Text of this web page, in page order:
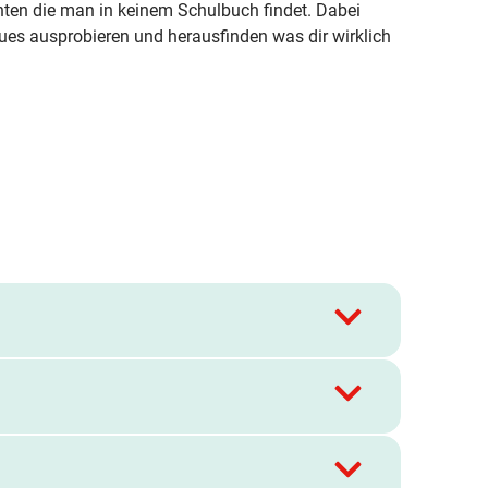
die man in keinem Schulbuch findet. Dabei
ausprobieren und herausfinden was dir wirklich